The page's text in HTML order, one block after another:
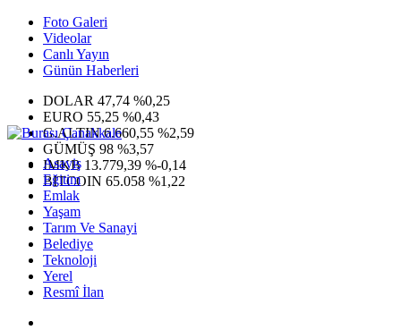
Foto Galeri
Videolar
Canlı Yayın
Günün Haberleri
DOLAR 47,74 %0,25
EURO 55,25 %0,43
G.ALTIN6.660,55 %2,59
GÜMÜŞ 98 %3,57
IMKB 13.779,39 %-0,14
BITCOIN 65.058 %1,22
Asayiş
Eğitim
Emlak
Yaşam
Tarım Ve Sanayi
Belediye
Teknoloji
Yerel
Resmî İlan